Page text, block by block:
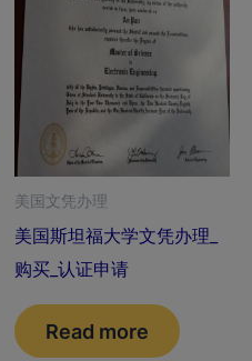
美国文凭办理
美国斯坦福大学文凭办理_
购买_认证申请
Read more